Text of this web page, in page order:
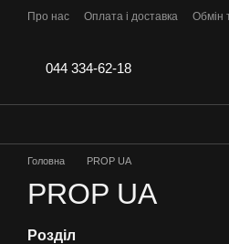
Перейти до основного контенту
Про нас Оплата і доставка Обмін
044 334-62-18
Головна PROP UA
PROP UA
Розділ